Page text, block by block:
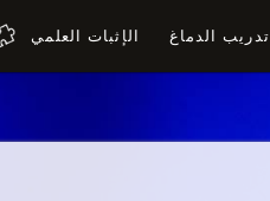
تدريب الدماغ الإثبات العلمي